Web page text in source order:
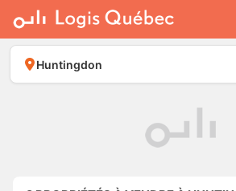
À LOUER
À VENDRE
PLACER UNE ANNONCE
Huntingdon